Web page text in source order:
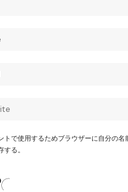
トで使用するためブラウザーに自分の名
る。